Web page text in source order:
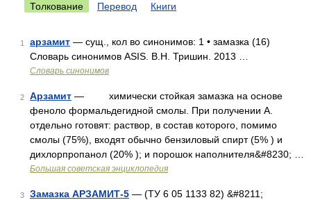
Толкование Перевод Книги
1 арзамит — сущ., кол во синонимов: 1 • замазка (16)
Словарь синонимов ASIS. В.Н. Тришин. 2013 …
Словарь синонимов
2 Арзамит — химически стойкая замазка на основе
феноло формальдегидной смолы. При получении А.
отдельно готовят: раствор, в состав которого, помимо
смолы (75%), входят обычно бензиловый спирт (5% ) и
дихлорпропанол (20% ); и порошок наполнителя&#8230; …
Большая советская энциклопедия
3 Замазка АРЗАМИТ-5 — (ТУ 6 05 1133 82) &#8211;